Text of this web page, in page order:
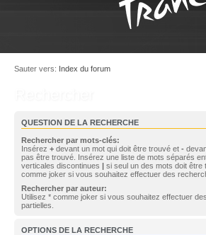
Sauter vers: Index du forum
QUESTION DE LA RECHERCHE
Rechercher par mots-clés:
Insérez + devant un mot qui doit être trouvé et -
pas être trouvé. Insérez une liste de mots séparés
verticales discontinues | si seul un des mots doit être
comme joker si vous souhaitez effectuer des
Rechercher par auteur:
Utilisez * comme joker si vous souhaitez effectuer
partielles.
OPTIONS DE LA RECHERCHE